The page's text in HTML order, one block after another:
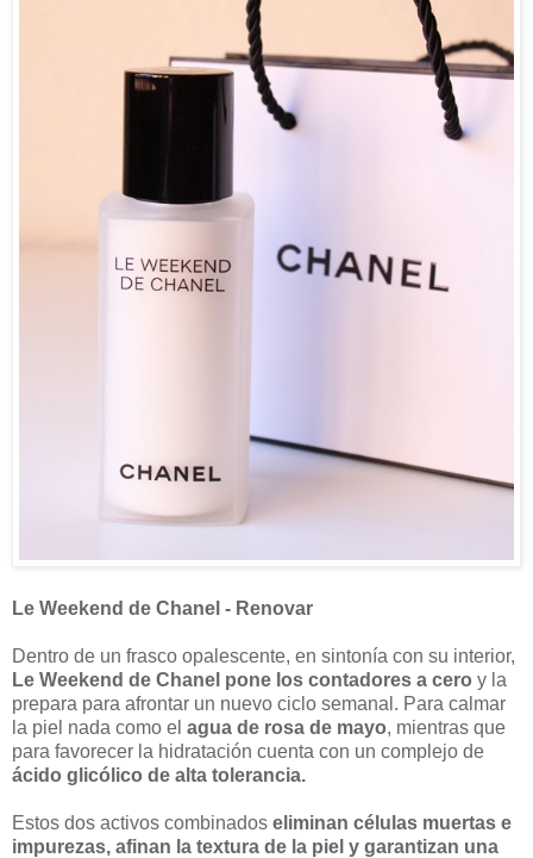
Le Weekend de Chanel - Renovar
Dentro de un frasco opalescente, en sintonía con su interior,
Le Weekend de Chanel pone los contadores a cero y la
prepara para afrontar un nuevo ciclo semanal. Para calmar
la piel nada como el agua de rosa de mayo, mientras que
para favorecer la hidratación cuenta con un complejo de
ácido glicólico de alta tolerancia.
Estos dos activos combinados eliminan células muertas e
impurezas, afinan la textura de la piel y garantizan una